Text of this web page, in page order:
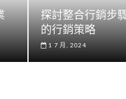
探討整合行銷步
的行銷策略
1 7 月, 2024